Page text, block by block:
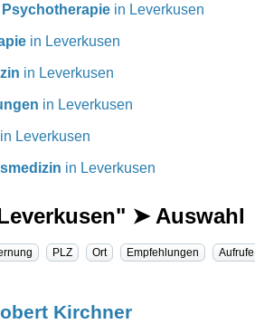
in Leverkusen
in Leverkusen
in Leverkusen
in Leverkusen
in Leverkusen
in Leverkusen
➤ Auswahl
PLZ Ort Empfehlungen Aufrufe
Kirchner